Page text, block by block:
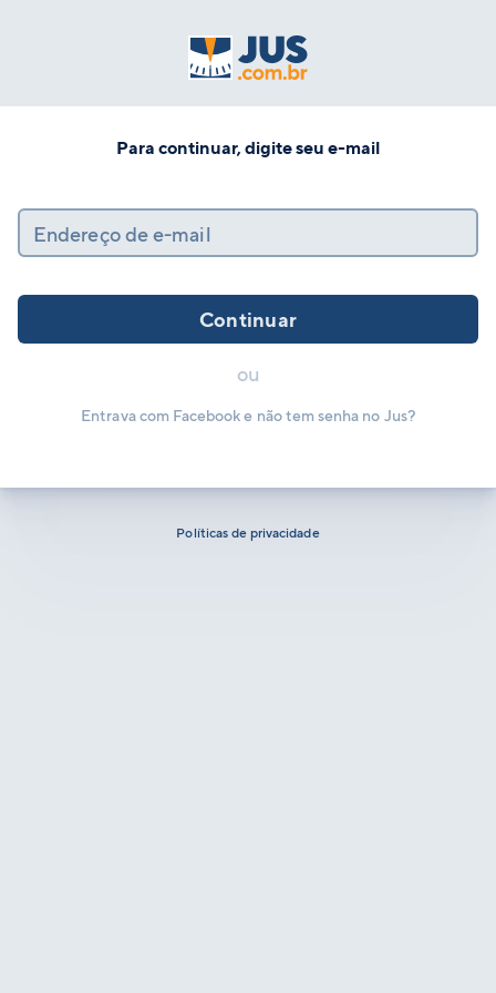
Para continuar, digite seu e-mail
Endereço de e-mail
Continuar
ou
Entrava com Facebook e não tem senha no Jus?
Políticas de privacidade